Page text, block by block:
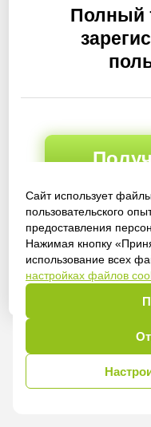
Сайт использует
пользовательского
предоставления
Нажимая кнопку
использование всех
настройках файлов
Полный